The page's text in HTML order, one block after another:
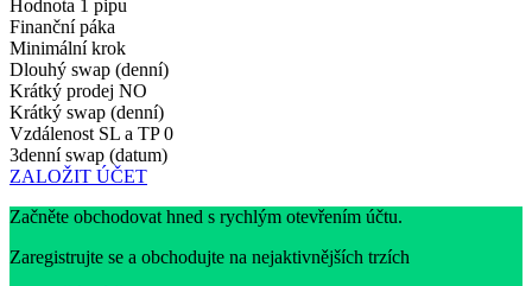
Hodnota 1 pipu
Finanční páka
Minimální krok
Dlouhý swap (denní)
Krátký prodej NO
Krátký swap (denní)
Vzdálenost SL a TP 0
3denní swap (datum)
ZALOŽIT ÚČET
Začněte obchodovat hned s rychlým otevřením účtu.
Zaregistrujte se a obchodujte na nejaktivnějších trzích